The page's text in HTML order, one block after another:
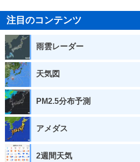
注目のコンテンツ
雨雲レーダー
天気図
PM2.5分布予測
アメダス
2週間天気